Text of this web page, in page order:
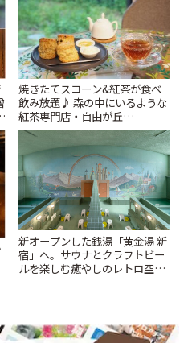
焼きたてスコーン&紅茶が食べ
飲み放題♪ 森の中にいるような
紅茶専門店・自由が丘
「YOTSUBA TEA」でのんびり
時間 | ことりっぷ
新オープンした銭湯「黄金湯 新
宿」へ。サウナとクラフトビー
ルを楽しむ癒やしのレトロ空間